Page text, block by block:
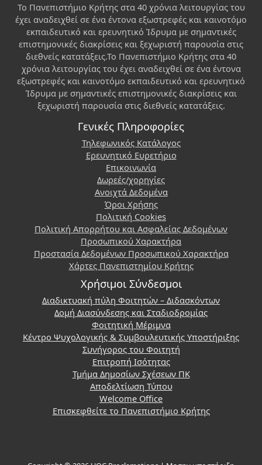
Το Πανεπιστήμιο Κρήτης στα 40 χρόνια λειτουργίας του
έχει αναδειχθεί σε ένα έντονα εξωστρεφές και καινοτόμο
εκπαιδευτικό και ερευνητικό Ίδρυμα με σημαντικές
επιστημονικές διακρίσεις και ξεχωριστή παρουσία στις
διεθνείς κατατάξεις.Το Πανεπιστήμιο Κρήτης στα 40
χρόνια λειτουργίας του έχει αναδειχθεί σε ένα έντονα
εξωστρεφές και καινοτόμο εκπαιδευτικό και ερευνητικό
Ίδρυμα με σημαντικές επιστημονικές διακρίσεις και
ξεχωριστή παρουσία στις διεθνείς κατατάξεις.
Γενικές Πληροφορίες
Τηλεφωνικός Κατάλογος
Ερευνητικό Ευρετήριο
Επικοινωνία
Δωρεές/χορηγίες
Ανοιχτά Δεδομένα
Όροι Χρήσης
Πολιτική Cookies
Πολιτική Απορρήτου και Ασφαλείας Δεδομένων
Προσωπικού Χαρακτήρα
Προστασία Δεδομένων Προσωπικού Χαρακτήρα
Χάρτες Πανεπιστημίου Κρήτης
Χρήσιμοι Σύνδεσμοι
Διαδικτυακή πύλη Φοιτητών – Διδασκόντων
Δομή Διασύνδεσης και Σταδιοδρομίας
Φοιτητική Μέριμνα
Κέντρο Ψυχολογικής & Συμβουλευτικής Υποστήριξης
Συνήγορος του Φοιτητή
Επιτροπή Ισότητας
Τμήμα Δημοσίων Σχέσεων ΠΚ
Αποδελτίωση Τύπου
Welcome Office
Επισκεφθείτε το Πανεπιστήμιο Κρήτης